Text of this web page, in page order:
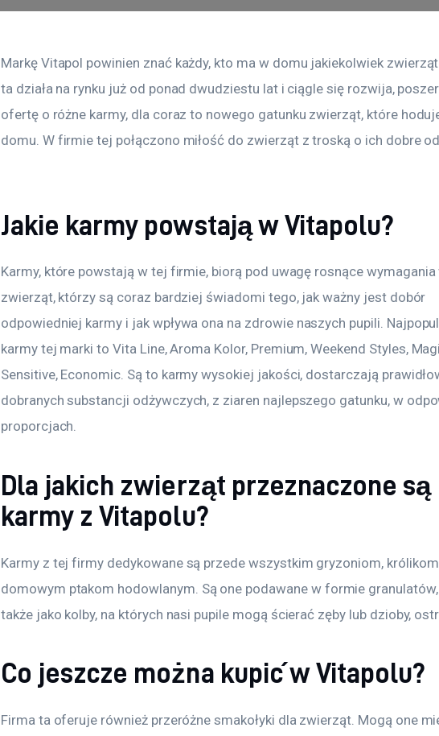
Markę Vitapol powinien znać każdy, kto ma w domu jakiekolwiek
ta działa na rynku już od ponad dwudziestu lat i ciągle się rozwija,
ofertę o różne karmy, dla coraz to nowego gatunku zwierząt, które
domu. W firmie tej połączono miłość do zwierząt z troską o ich dobre
Jakie karmy powstają w Vitapolu?
Karmy, które powstają w tej firmie, biorą pod uwagę rosnące wymagania
zwierząt, którzy są coraz bardziej świadomi tego, jak ważny jest dobór
odpowiedniej karmy i jak wpływa ona na zdrowie naszych pupili.
karmy tej marki to Vita Line, Aroma Kolor, Premium, Weekend Styles,
Sensitive, Economic. Są to karmy wysokiej jakości, dostarczają
dobranych substancji odżywczych, z ziaren najlepszego gatunku, w
proporcjach.
Dla jakich zwierząt przeznaczone są
karmy z Vitapolu?
Karmy z tej firmy dedykowane są przede wszystkim gryzoniom,
domowym ptakom hodowlanym. Są one podawane w formie granulatów,
także jako kolby, na których nasi pupile mogą ścierać zęby lub dzioby,
Co jeszcze można kupić w Vitapolu?
Firma ta oferuje również przeróżne smakołyki dla zwierząt. Mogą one